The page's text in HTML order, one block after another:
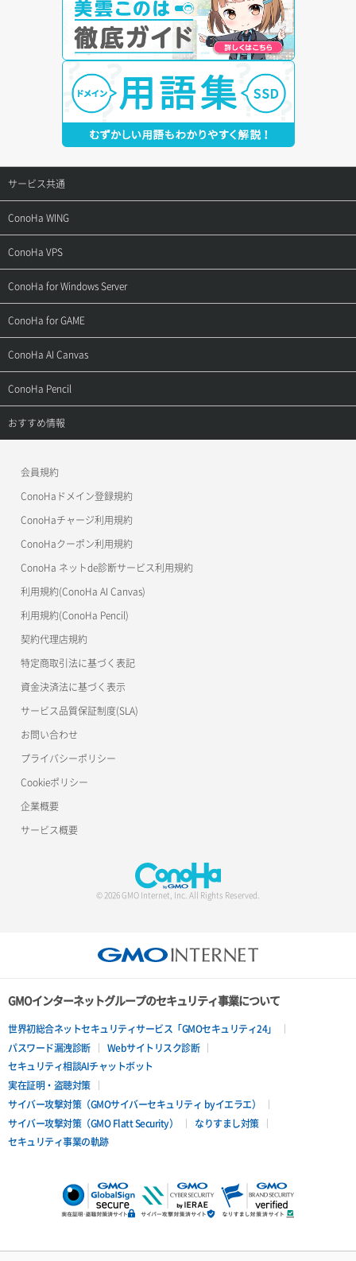
サービス共通
サポートトップ
ご契約・お支払い
お問い合わせ
ConoHa WING
サポートトップ
ご利用ガイド
よくある質問
ConoHa VPS
サポートトップ
ご利用ガイド
APIドキュメントVPS3.0
ConoHa for Windows Server
サポートトップ
ご利用ガイド
APIドキュメントVPS3.0
ConoHa for GAME
サポートトップ
ご利用ガイド
ConoHa AI Canvas
サポートトップ
ご利用ガイド
ConoHa Pencil
サポートトップ
おすすめ情報
美雲このは徹底ガイド
会員規約
ConoHaドメイン登録規約
ConoHaチャージ利用規約
ConoHaクーポン利用規約
ConoHa ネットde診断サービス利用規約
利用規約(ConoHa AI Canvas)
利用規約(ConoHa Pencil)
契約代理店規約
特定商取引法に基づく表記
資金決済法に基づく表示
サービス品質保証制度(SLA)
お問い合わせ
プライバシーポリシー
Cookieポリシー
企業概要
サービス概要
© 2026 GMO Internet, Inc. All Rights Reserved.
GMOインターネットグループのセキュリティ事業について
世界初総合ネットセキュリティサービス「GMOセキュリティ24」
パスワード漏洩診断
Webサイトリスク診断
セキュリティ相談AIチャットボット
実在証明・盗聴対策
サイバー攻撃対策（GMOサイバーセキュリティ byイエラエ）
サイバー攻撃対策（GMO Flatt Security）
なりすまし対策
セキュリティ事業の軌跡